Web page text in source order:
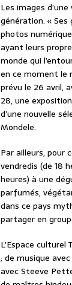
Les images
génération. «
photos
ayant leurs
monde qui
en ce moment le
prévu le 26 avril,
28, une
d’une nouvelle
Mondele.
Par ailleurs, pour
vendredis (de 18
heures) à une
parfumés,
dans ce pays
partager en
L’Espace
; de musique
avec Steeve